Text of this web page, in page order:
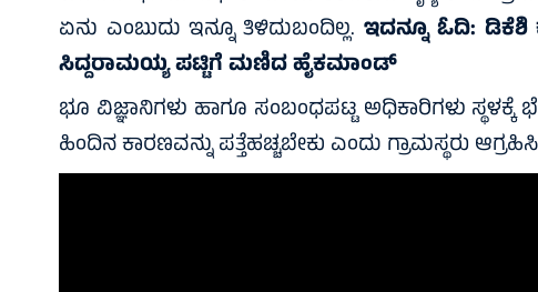
ಏನು ಎಂಬುದು ಇನ್ನೂ ತಿಳಿದುಬಂದಿಲ್ಲ. ಇದನ್ನೂ ಓದಿ: ಡಿಕೆಶಿ
ಸಿದ್ದರಾಮಯ್ಯ ಪಟ್ಟಿಗೆ ಮಣಿದ ಹೈಕಮಾಂಡ್
ಭೂ ವಿಜ್ಞಾನಿಗಳು ಹಾಗೂ ಸಂಬಂಧಪಟ್ಟ ಅಧಿಕಾರಿಗಳು
ಹಿಂದಿನ ಕಾರಣವನ್ನು ಪತ್ತೆಹಚ್ಚಬೇಕು ಎಂದು ಗ್ರಾಮಸ್ಥರು